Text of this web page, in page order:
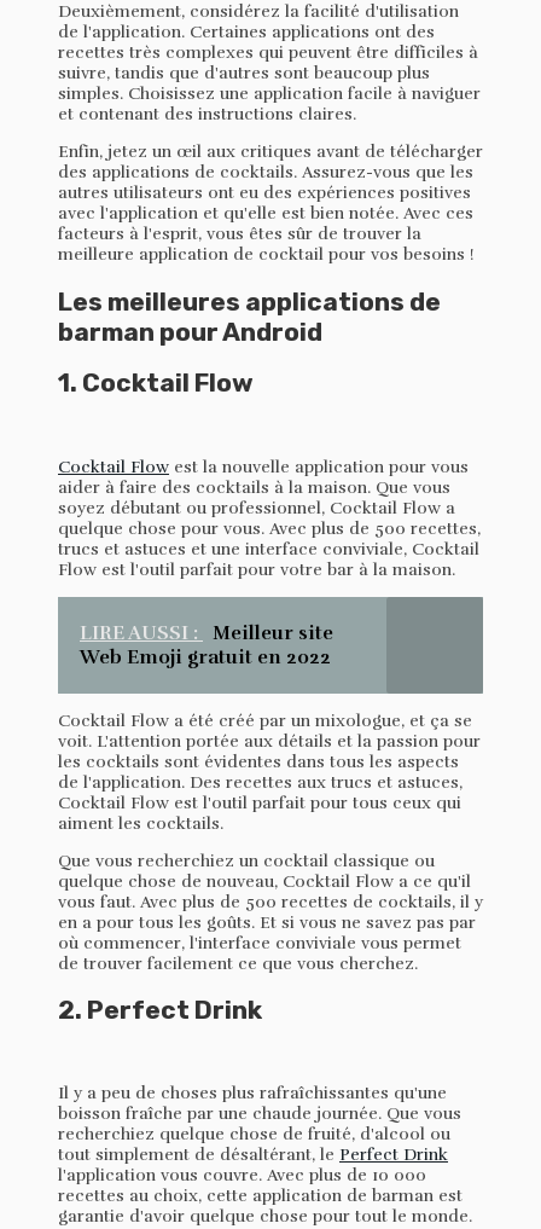
Deuxièmement, considérez la facilité d'utilisation
de l'application. Certaines applications ont des
recettes très complexes qui peuvent être difficiles à
suivre, tandis que d'autres sont beaucoup plus
simples. Choisissez une application facile à naviguer
et contenant des instructions claires.
Enfin, jetez un œil aux critiques avant de télécharger
des applications de cocktails. Assurez-vous que les
autres utilisateurs ont eu des expériences positives
avec l'application et qu'elle est bien notée. Avec ces
facteurs à l'esprit, vous êtes sûr de trouver la
meilleure application de cocktail pour vos besoins !
Les meilleures applications de
barman pour Android
1. Cocktail Flow
Cocktail Flow est la nouvelle application pour vous
aider à faire des cocktails à la maison. Que vous
soyez débutant ou professionnel, Cocktail Flow a
quelque chose pour vous. Avec plus de 500 recettes,
trucs et astuces et une interface conviviale, Cocktail
Flow est l'outil parfait pour votre bar à la maison.
LIRE AUSSI :
Meilleur site
Web Emoji gratuit en 2022
Cocktail Flow a été créé par un mixologue, et ça se
voit. L'attention portée aux détails et la passion pour
les cocktails sont évidentes dans tous les aspects
de l'application. Des recettes aux trucs et astuces,
Cocktail Flow est l'outil parfait pour tous ceux qui
aiment les cocktails.
Que vous recherchiez un cocktail classique ou
quelque chose de nouveau, Cocktail Flow a ce qu'il
vous faut. Avec plus de 500 recettes de cocktails, il y
en a pour tous les goûts. Et si vous ne savez pas par
où commencer, l'interface conviviale vous permet
de trouver facilement ce que vous cherchez.
2. Perfect Drink
Il y a peu de choses plus rafraîchissantes qu'une
boisson fraîche par une chaude journée. Que vous
recherchiez quelque chose de fruité, d'alcool ou
tout simplement de désaltérant, le Perfect Drink
l'application vous couvre. Avec plus de 10 000
recettes au choix, cette application de barman est
garantie d'avoir quelque chose pour tout le monde.